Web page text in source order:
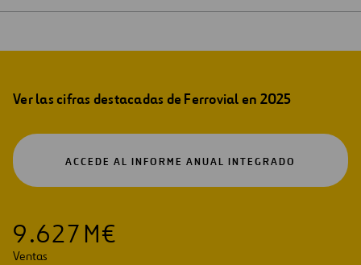
Ver las cifras destacadas de Ferrovial en 2025
ACCEDE AL INFORME ANUAL INTEGRADO
9.627 M€
Ventas